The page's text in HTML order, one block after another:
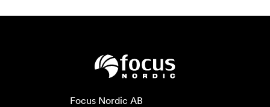
Focus Nordic AB